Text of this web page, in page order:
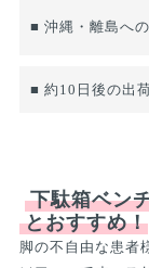
■ 沖縄・離島へ
■ 約10日後の出
下駄箱ベン
とおすすめ！
脚の不自由な患者